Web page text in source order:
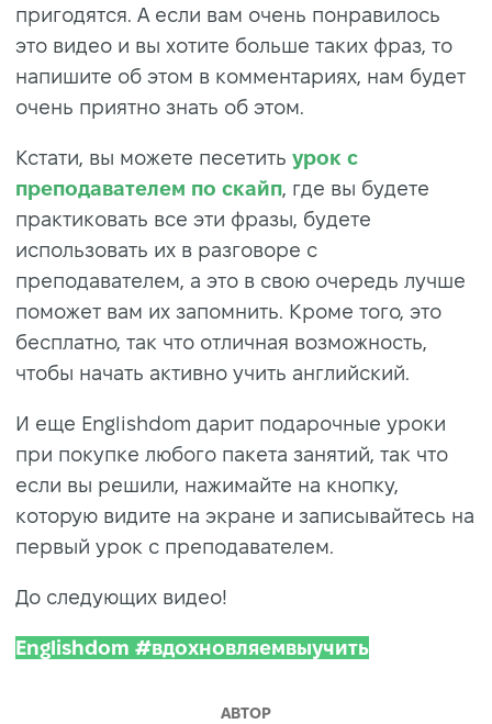
пригодятся. А если вам очень понравилось
это видео и вы хотите больше таких фраз, то
напишите об этом в комментариях, нам будет
очень приятно знать об этом.
Кстати, вы можете песетить урок с
преподавателем по скайп, где вы будете
практиковать все эти фразы, будете
использовать их в разговоре с
преподавателем, а это в свою очередь лучше
поможет вам их запомнить. Кроме того, это
бесплатно, так что отличная возможность,
чтобы начать активно учить английский.
И еще Englishdom дарит подарочные уроки
при покупке любого пакета занятий, так что
если вы решили, нажимайте на кнопку,
которую видите на экране и записывайтесь на
первый урок с преподавателем.
До следующих видео!
Englishdom #вдохновляемвыучить
АВТОР